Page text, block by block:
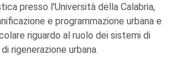
presso l'Università della Calabria,
e programmazione urbana e
riguardo al ruolo dei sistemi di
rigenerazione urbana.